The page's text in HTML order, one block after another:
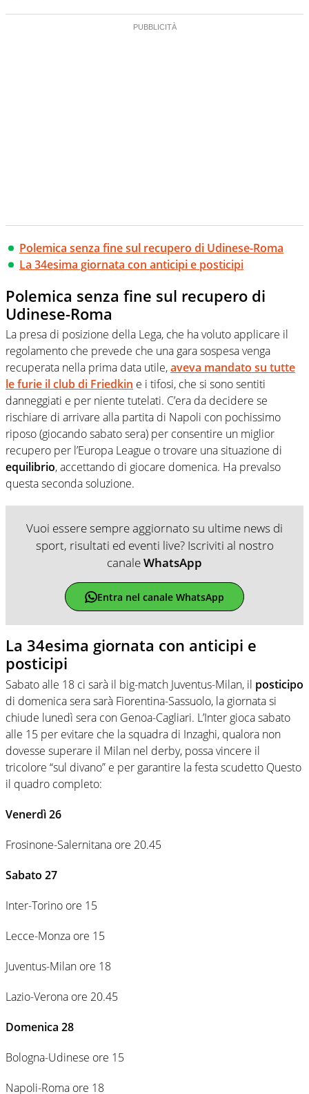
Polemica senza fine sul recupero di Udinese-Roma
La 34esima giornata con anticipi e posticipi
Polemica senza fine sul recupero di
Udinese-Roma
La presa di posizione della Lega, che ha voluto applicare il
regolamento che prevede che una gara sospesa venga
recuperata nella prima data utile,aveva mandato su tutte
le furie il club di Friedkin e i tifosi, che si sono sentiti
danneggiati e per niente tutelati. C’era da decidere se
rischiare di arrivare alla partita di Napoli con pochissimo
riposo (giocando sabato sera) per consentire un miglior
recupero per l’Europa League o trovare una situazione di
equilibrio, accettando di giocare domenica. Ha prevalso
questa seconda soluzione.
Vuoi essere sempre aggiornato su ultime news di
sport, risultati ed eventi live? Iscriviti al nostro
canaleWhatsApp
Entra nel canale WhatsApp
La 34esima giornata con anticipi e
posticipi
Sabato alle 18 ci sarà il big-match Juventus-Milan, il posticipo
di domenica sera sarà Fiorentina-Sassuolo, la giornata si
chiude lunedì sera con Genoa-Cagliari. L’Inter gioca sabato
alle 15 per evitare che la squadra di Inzaghi, qualora non
dovesse superare il Milan nel derby, possa vincere il
tricolore “sul divano” e per garantire la festa scudetto Questo
il quadro completo:
Venerdì 26
Frosinone-Salernitana ore 20.45
Sabato 27
Inter-Torino ore 15
Lecce-Monza ore 15
Juventus-Milan ore 18
Lazio-Verona ore 20.45
Domenica 28
Bologna-Udinese ore 15
Napoli-Roma ore 18